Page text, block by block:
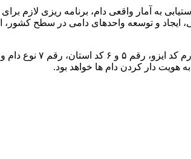
به آمار واقعی دام، برنامه ریزی لازم
ایجاد و توسعه واحدهای دامی در سطح
هویت دار کردن دام ها خواهد بود.